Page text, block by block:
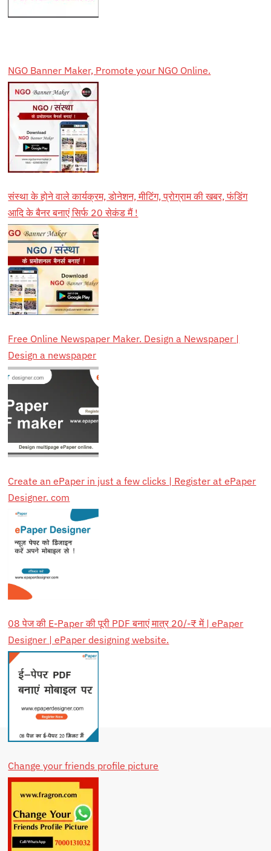
NGO Banner Maker, Promote your NGO Online.
संस्था के होने वाले कार्यक्रम, डोनेशन, मीटिंग, प्रोग्राम की खबर, फंडिंग
आदि के बैनर बनाएं सिर्फ 20 सेकंड मैं !
Free Online Newspaper Maker. Design a Newspaper |
Design a newspaper
Create an ePaper in just a few clicks | Register at ePaper
Designer. com
08 पेज की E-Paper की पूरी PDF बनाएं मात्र 20/-₹ में | ePaper
Designer | ePaper designing website.
Change your friends profile picture